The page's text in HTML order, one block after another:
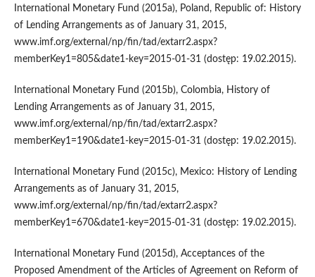
International Monetary Fund (2015a), Poland, Republic of: History
of Lending Arrangements as of January 31, 2015,
www.imf.org/external/np/fin/tad/extarr2.aspx?
memberKey1=805&date1-key=2015-01-31 (dostęp: 19.02.2015).
International Monetary Fund (2015b), Colombia, History of
Lending Arrangements as of January 31, 2015,
www.imf.org/external/np/fin/tad/extarr2.aspx?
memberKey1=190&date1-key=2015-01-31 (dostęp: 19.02.2015).
International Monetary Fund (2015c), Mexico: History of Lending
Arrangements as of January 31, 2015,
www.imf.org/external/np/fin/tad/extarr2.aspx?
memberKey1=670&date1-key=2015-01-31 (dostęp: 19.02.2015).
International Monetary Fund (2015d), Acceptances of the
Proposed Amendment of the Articles of Agreement on Reform of